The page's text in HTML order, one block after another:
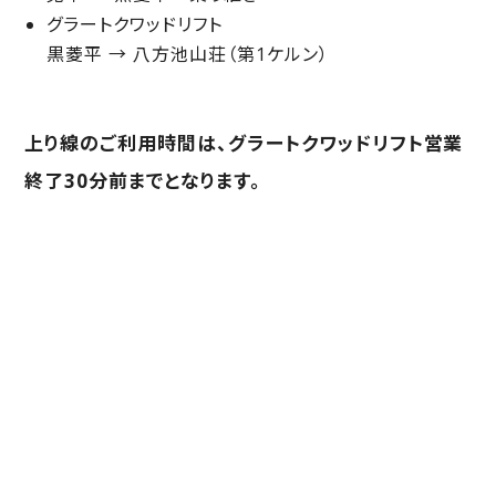
グラートクワッドリフト
黒菱平 → 八方池山荘（第1ケルン）
上り線のご利用時間は、グラートクワッドリフト営業
終了30分前までとなります。